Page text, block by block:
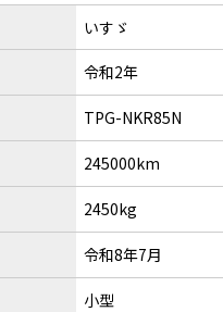
いすゞ
令和2年
TPG-NKR85N
245000km
2450kg
令和8年7月
小型